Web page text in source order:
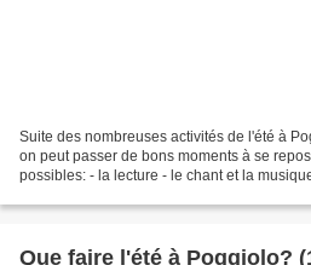
Suite des nombreuses activités de l'été à
on peut passer de bons moments à se
possibles: - la lecture - le chant et la
Que faire l'été à Poggiolo?